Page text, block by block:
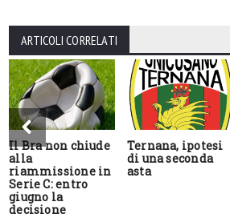
ARTICOLI CORRELATI
Il Bra non chiude
alla
riammissione in
Serie C: entro
giugno la
decisione
Ternana, ipotesi
di una seconda
asta